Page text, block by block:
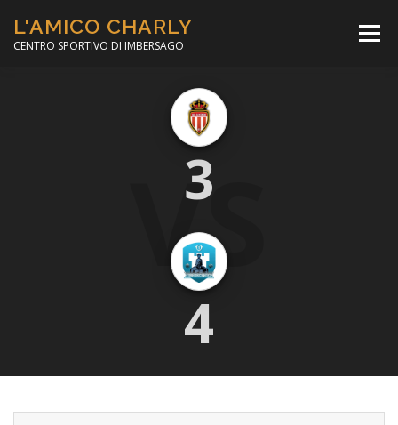
contenuto
L'AMICO CHARLY
CENTRO SPORTIVO DI IMBERSAGO
Menù
CORSO CALCIO A 5
MINIBASKET
VS
3
4